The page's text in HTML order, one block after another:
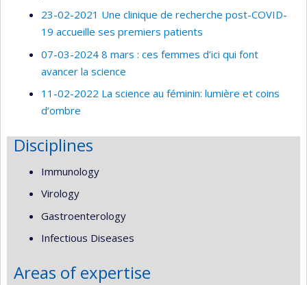
23-02-2021 Une clinique de recherche post-COVID-
19 accueille ses premiers patients
07-03-2024 8 mars : ces femmes d’ici qui font
avancer la science
11-02-2022 La science au féminin: lumière et coins
d’ombre
Disciplines
Immunology
Virology
Gastroenterology
Infectious Diseases
Areas of expertise